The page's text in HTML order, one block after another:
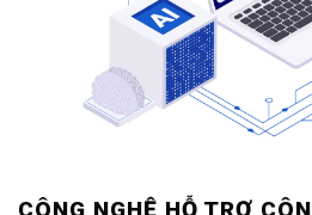
CÔNG NGHỆ HỖ TRỢ